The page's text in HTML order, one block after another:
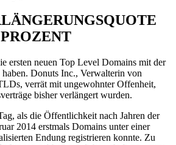
ersten neuen Top Level Domains mit der
Donuts Inc., Verwalterin von
verrät mit ungewohnter Offenheit,
bisher verlängert wurden.
als die Öffentlichkeit nach Jahren der
2014 erstmals Domains unter einer
Endung registrieren konnte. Zu